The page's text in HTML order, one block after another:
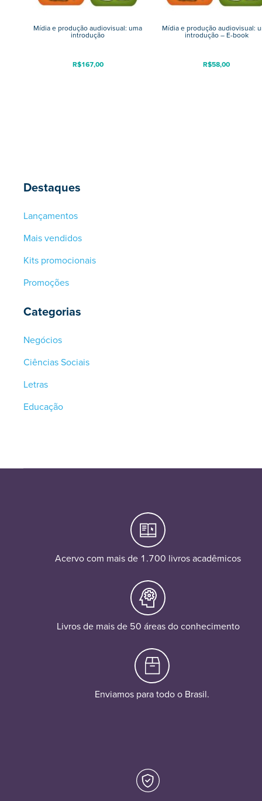
Destaques
Lançamentos
Mais vendidos
Kits promocionais
Promoções
Categorias
Negócios
Ciências Sociais
Letras
Educação
Mídia e produção audiovisual: uma
introdução
R$167,00
Mídia e produção audiovisual:
introdução – E-book
R$58,00
Acervo com mais de 1.700 livros acadêmicos
Livros de mais de 50 áreas do conhecimento
Enviamos para todo o Brasil.